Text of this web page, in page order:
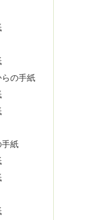
の手紙
手紙